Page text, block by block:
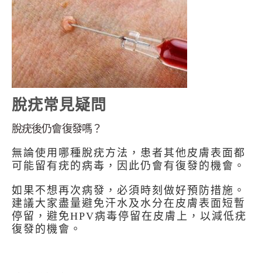
脫疣常見疑問
脫疣後仍會復發嗎？
無論使用哪種脫疣方法，患者其他皮膚表面都
可能留有疣的病毒，因此仍會有復發的機會。
如果不想再次病發，必須時刻做好預防措施。
建議大家盡量避免汗水及水分在皮膚表面短暫
停留，避免HPV病毒停留在皮膚上，以減低疣
復發的機會。